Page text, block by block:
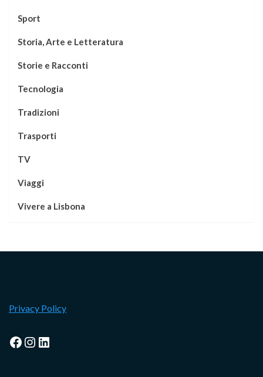
Sport
Storia, Arte e Letteratura
Storie e Racconti
Tecnologia
Tradizioni
Trasporti
TV
Viaggi
Vivere a Lisbona
Privacy Policy
Facebook
Instagram
LinkedIn